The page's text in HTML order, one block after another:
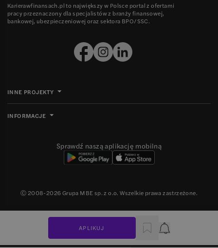
APLIKUJ Powiadomienie
Karierawfinansach.pl to największy w Polsce portal z ofertami
pracy przeznaczony dla specjalistów z branży finansowej,
bankowej, ubezpieczeniowej oraz sektora BPO/SSC.
INNE PROJEKTY
INFORMACJE
Sprawdź naszą aplikację mobilną
Ⓒ 2008-2026Grupa MBE sp. z o.o. Wszelkie prawa zastrzeżone.